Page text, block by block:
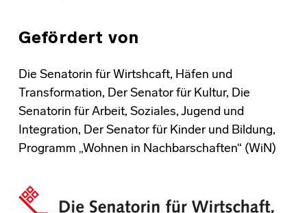
Gefördert von
Die Senatorin für Wirtshcaft, Häfen und
Transformation, Der Senator für Kultur, Die
Senatorin für Arbeit, Soziales, Jugend und
Integration, Der Senator für Kinder und Bildung,
Programm „Wohnen in Nachbarschaften“ (WiN)